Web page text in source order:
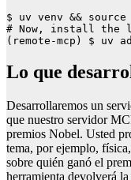
$ uv venv &&
# Now, install the
(remote-mcp) $ uv
Lo que
Desarrollaremos un
que nuestro servidor
premios Nobel. Usted
tema, por ejemplo,
sobre quién ganó el
herramienta devolverá